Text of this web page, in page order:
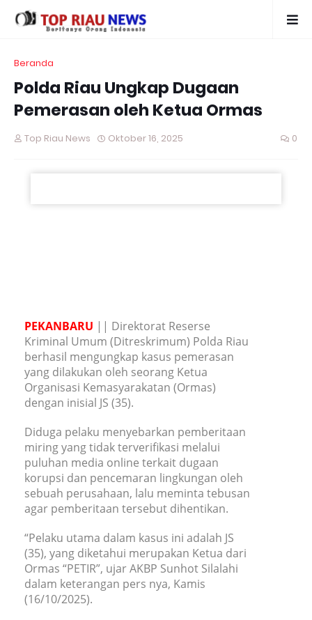
Beranda
Polda Riau Ungkap Dugaan
Pemerasan oleh Ketua Ormas
Top Riau News Oktober 16, 2025 0
PEKANBARU || Direktorat Reserse
Kriminal Umum (Ditreskrimum) Polda Riau
berhasil mengungkap kasus pemerasan
yang dilakukan oleh seorang Ketua
Organisasi Kemasyarakatan (Ormas)
dengan inisial JS (35).
Diduga pelaku menyebarkan pemberitaan
miring yang tidak terverifikasi melalui
puluhan media online terkait dugaan
korupsi dan pencemaran lingkungan oleh
sebuah perusahaan, lalu meminta tebusan
agar pemberitaan tersebut dihentikan.
“Pelaku utama dalam kasus ini adalah JS
(35), yang diketahui merupakan Ketua dari
Ormas “PETIR”, ujar AKBP Sunhot Silalahi
dalam keterangan pers nya, Kamis
(16/10/2025).